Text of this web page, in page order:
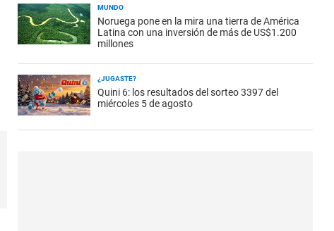
MUNDO
Noruega pone en la mira una tierra de América
Latina con una inversión de más de US$1.200
millones
¿JUGASTE?
Quini 6: los resultados del sorteo 3397 del
miércoles 5 de agosto